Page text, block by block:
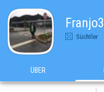
Franjo3
Süchtler
ÜBER